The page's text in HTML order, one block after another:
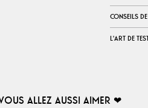
CONSEILS
L'ART DE
ALLEZ AUSSI AIMER ❤︎